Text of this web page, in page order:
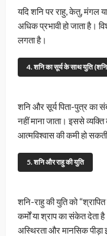
यदि शनि पर राहु, केतु, मंगल
अधिक प्रभावी हो जाता
लगता है।
4. शनि का सूर्य के साथ युति
शनि और सूर्य पिता-पुत्र का
नहीं माना जाता। इससे
आत्मविश्वास की कमी हो
5. शनि और राहु की युति
शनि-राहु की युति को
कर्मों या श्राप का संकेत देता
अस्थिरता और मानसिक पीड़ा